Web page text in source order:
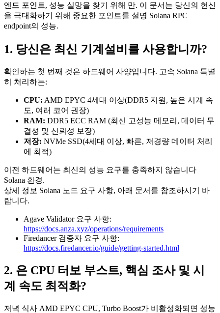
엔드 포인트, 성능 실망을 찾기 위해 만. 이 문서는 당신의 헌신
을 극대화하기 위해 중요한 포인트를 설명 Solana RPC
endpoint의 성능.
1. 당신은 최신 기계설비를 사용합니까?
확인하는 첫 번째 것은 하드웨어 사양입니다. 고속 Solana 특별
히 처리하는:
CPU: AMD EPYC 4세대 이상(DDR5 지원, 높은 시계 속
도, 여러 코어 권장)
RAM: DDR5 ECC RAM (최신 고성능 메모리, 데이터 무
결성 및 신뢰성 보장)
저장: NVMe SSD(4세대 이상, 빠른, 저경량 데이터 처리
에 최적)
이전 하드웨어는 최신의 성능 요구를 충족하지 않습니다
Solana 환경.
상세 정보 Solana 노드 요구 사항, 아래 문서를 참조하시기 바
랍니다.
Agave Validator 요구 사항:
https://docs.anza.xyz/operations/requirements
Firedancer 검증자 요구 사항:
https://docs.firedancer.io/guide/getting-started.html
2. 은 CPU 터보 부스트, 핵심 조사 및 시
계 속도 최적화?
저녁 식사 AMD EPYC CPU, Turbo Boost가 비활성화되면 성능